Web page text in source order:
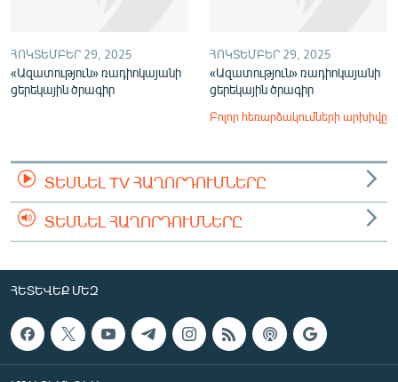
ՀՈԿՏԵՄԲԵՐ 29, 2025
«Ազատություն» ռադիոկայանի
ցերեկային ծրագիր
ՀՈԿՏԵՄԲԵՐ 29, 2025
«Ազատություն» ռադիոկայանի
ցերեկային ծրագիր
Բոլոր հեռարձակումների արխիվը
ՏԵՍՆԵԼ TV ՀԱՂՈՐԴՈՒՄՆԵՐԸ
ՏԵՍՆԵԼ ՀԱՂՈՐԴՈՒՄՆԵՐԸ
ՀԵՏԵՎԵՔ ՄԵԶ